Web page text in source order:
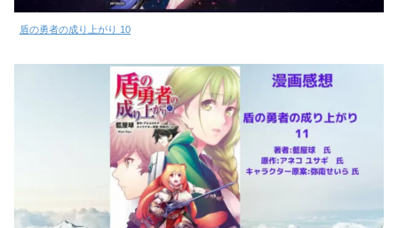
盾の勇者の成り上がり 10